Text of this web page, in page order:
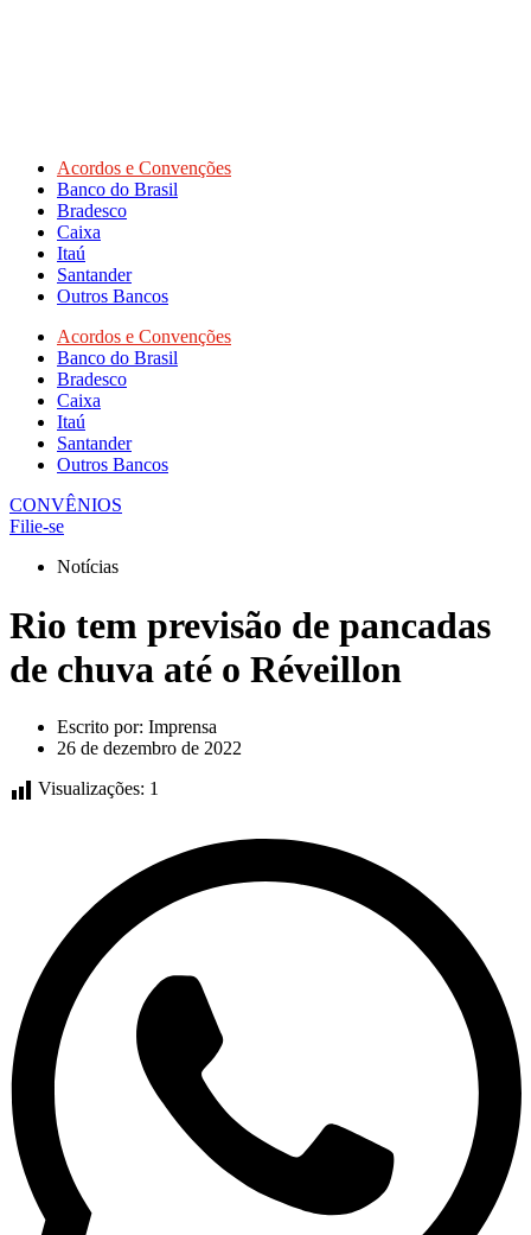
Acordos e Convenções
Banco do Brasil
Bradesco
Caixa
Itaú
Santander
Outros Bancos
Acordos e Convenções
Banco do Brasil
Bradesco
Caixa
Itaú
Santander
Outros Bancos
CONVÊNIOS
Filie-se
Notícias
Rio tem previsão de pancadas
de chuva até o Réveillon
Escrito por: Imprensa
26 de dezembro de 2022
Visualizações: 1